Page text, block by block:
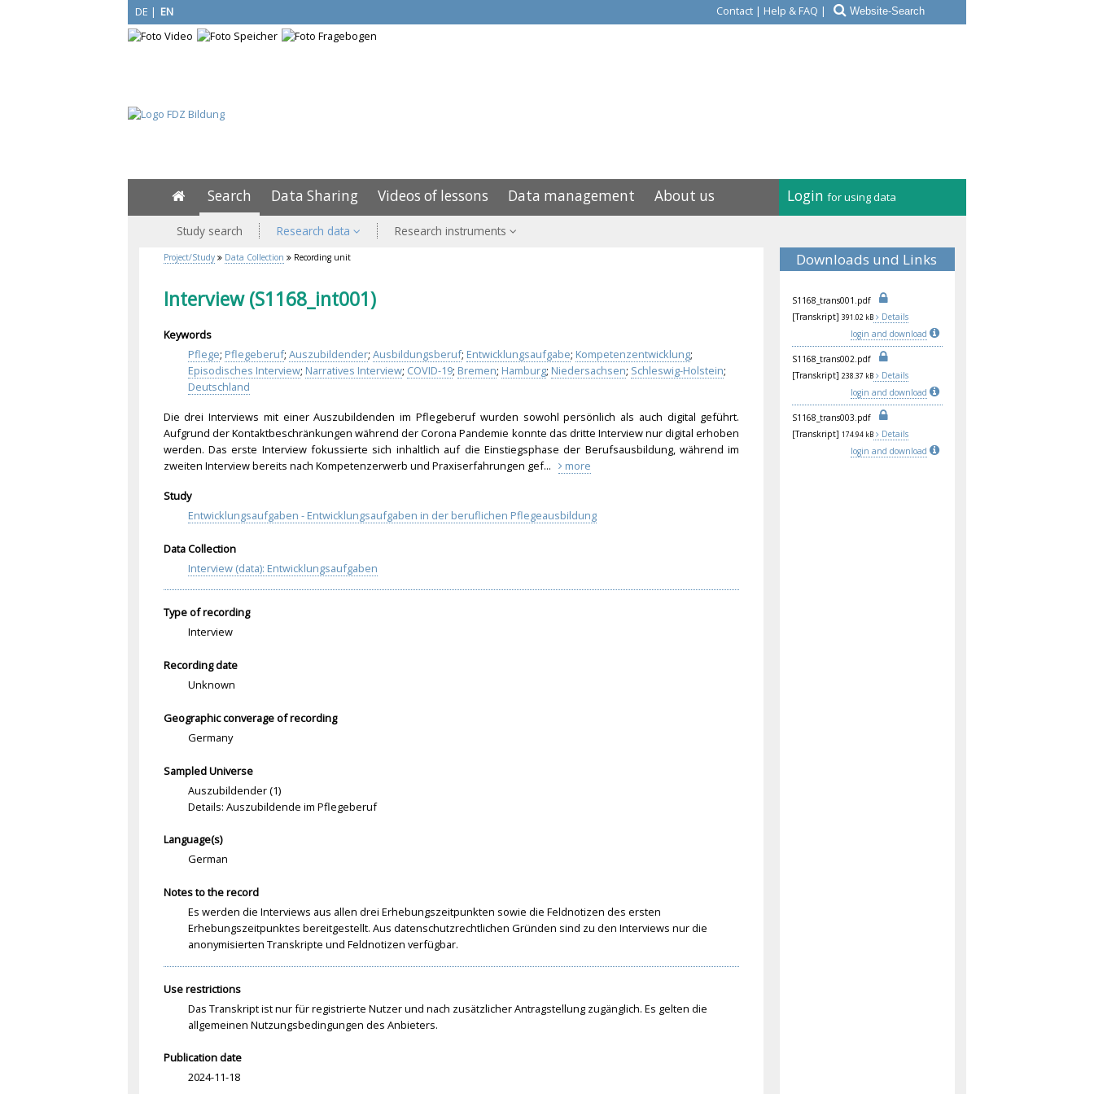
DE | EN Contact | Help & FAQ |
Login for using data
Search Data Sharing Videos of lessons Data management About us
Study search Research data Research instruments
Downloads und Links
S1168_trans001. pdf
[Transkript] 391.02 kB
Details
login and download
S1168_trans002. pdf
[Transkript] 238.37 kB
Details
login and download
S1168_trans003. pdf
[Transkript] 174.94 kB
Details
login and download
Project/Study Data Collection Recording unit
Interview (S1168_int001)
Keywords
Pflege; Pflegeberuf; Auszubildender; Ausbildungsberuf; Entwicklungsaufgabe; Kompetenzentwicklung;
Episodisches Interview; Narratives Interview; COVID-19; Bremen; Hamburg; Niedersachsen; Schleswig-Holstein;
Deutschland
Die drei Interviews mit einer Auszubildenden im Pflegeberuf wurden sowohl persönlich als auch digital geführt.
Aufgrund der Kontaktbeschränkungen während der Corona Pandemie konnte das dritte Interview nur digital erhoben
werden. Das erste Interview fokussierte sich inhaltlich auf die Einstiegsphase der Berufsausbildung, während im
zweiten Interview bereits nach Kompetenzerwerb und Praxiserfahrungen gef...
more
Study
Entwicklungsaufgaben - Entwicklungsaufgaben in der beruflichen Pflegeausbildung
Data Collection
Interview (data): Entwicklungsaufgaben
Type of recording
Interview
Recording date
Unknown
Geographic converage of recording
Germany
Sampled Universe
Auszubildender (1)
Details: Auszubildende im Pflegeberuf
Language(s)
German
Notes to the record
Es werden die Interviews aus allen drei Erhebungszeitpunkten sowie die Feldnotizen des ersten
Erhebungszeitpunktes bereitgestellt. Aus datenschutzrechtlichen Gründen sind zu den Interviews nur die
anonymisierten Transkripte und Feldnotizen verfügbar.
Use restrictions
Das Transkript ist nur für registrierte Nutzer und nach zusätzlicher Antragstellung zugänglich. Es gelten die
allgemeinen Nutzungsbedingungen des Anbieters.
Publication date
2024-11-18